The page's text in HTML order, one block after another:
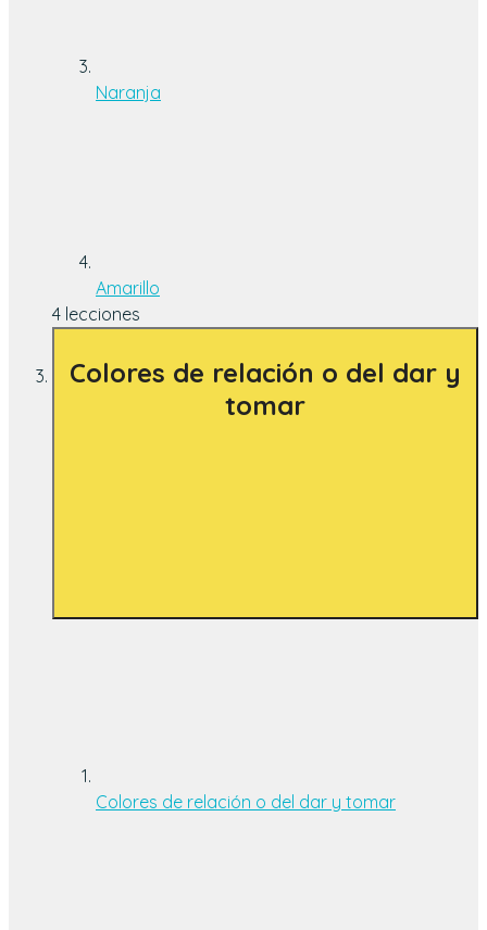
Naranja
Amarillo
4 lecciones
Colores de relación o del dar y
tomar
Colores de relación o del dar y tomar